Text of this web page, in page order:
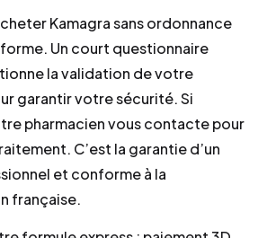
Kamagra sans ordonnance
Un court questionnaire
la validation de votre
garantir votre sécurité. Si
pharmacien vous contacte pour
C’est la garantie d’un
et conforme à la
française.